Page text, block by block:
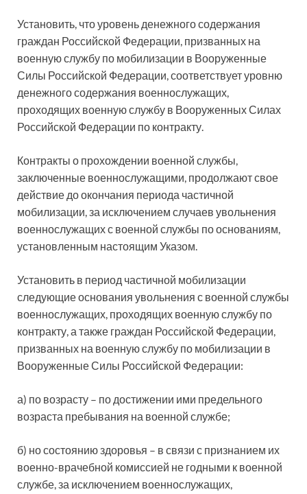
Установить, что уровень денежного содержания
граждан Российской Федерации, призванных на
военную службу по мобилизации в Вооруженные
Силы Российской Федерации, соответствует уровню
денежного содержания военнослужащих,
проходящих военную службу в Вооруженных Силах
Российской Федерации по контракту.
Контракты о прохождении военной службы,
заключенные военнослужащими, продолжают свое
действие до окончания периода частичной
мобилизации, за исключением случаев увольнения
военнослужащих с военной службы по основаниям,
установленным настоящим Указом.
Установить в период частичной мобилизации
следующие основания увольнения с военной службы
военнослужащих, проходящих военную службу по
контракту, а также граждан Российской Федерации,
призванных на военную службу по мобилизации в
Вооруженные Силы Российской Федерации:
а) по возрасту – по достижении ими предельного
возраста пребывания на военной службе;
б) но состоянию здоровья – в связи с признанием их
военно-врачебной комиссией не годными к военной
службе, за исключением военнослужащих,